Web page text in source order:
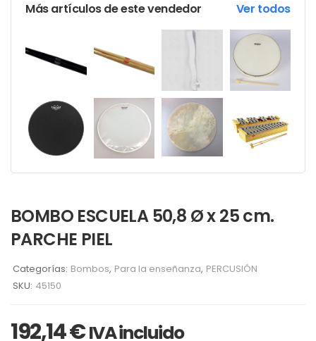
Más artículos de este vendedor Ver todos
BOMBO ESCUELA 50,8 Ø x 25 cm.
PARCHE PIEL
Categorías: Bombos, Para la enseñanza, PERCUSIÓN
SKU: 45150
192,14€ IVA incluido